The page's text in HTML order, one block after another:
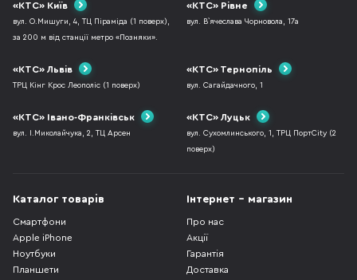
«КТС» Київ
вул. О.Мишуги, 4, ТЦ Піраміда (1 поверх),
за 200 м від станції метро «Позняки».
«КТС» Рівне
вул. В`ячеслава Чорновола, 17а
«КТС» Львів
ТРЦ Кінг Крос Леополіс (1 поверх)
«КТС» Тернопіль
вул. Сагайдачного, 1
«КТС» Івано-Франківськ
вул. І.Миколайчука, 2, ТЦ Арсен
«КТС» Луцьк
вул. Сухомлинського, 1, ТРЦ ПортCity (2
поверх)
Каталог товарів
Смартфони
Apple iPhone
Ноутбуки
Планшети
Інтернет - магазин
Про нас
Акції
Гарантія
Доставка